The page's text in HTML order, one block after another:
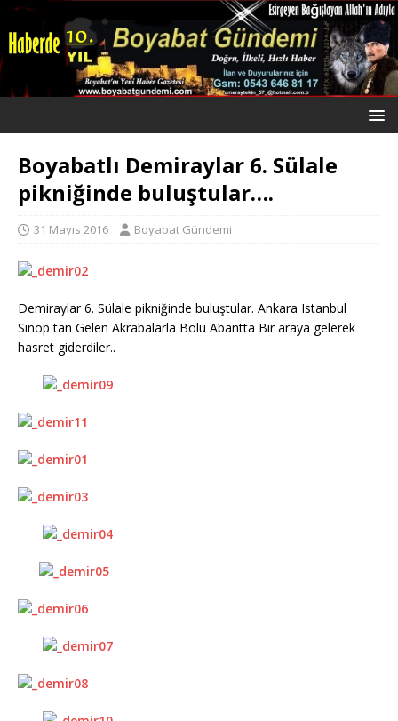
Boyabatlı Demiraylar 6. Sülale
pikniğinde buluştular….
31 Mayıs 2016 Boyabat Gündemi
Demiraylar 6. Sülale pikniğinde buluştular. Ankara Istanbul
Sinop tan Gelen Akrabalarla Bolu Abantta Bir araya gelerek
hasret giderdiler..